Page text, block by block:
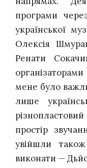
програми
української
Олексія
Ренати
мене було
лише
простір
увійшли
виконати —